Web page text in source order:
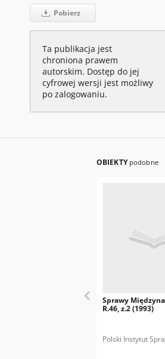
Pobierz
Ta publikacja jest
chroniona prawem
autorskim. Dostęp do jej
cyfrowej wersji jest możliwy
po zalogowaniu.
OBIEKTY podobne
Sprawy
R.46, z.2 (1993)
Polski Instytut